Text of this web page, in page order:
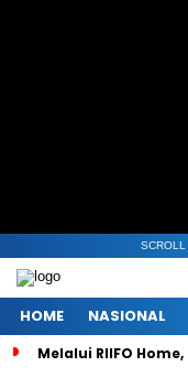
SCROLL
HOME NASIONAL
Melalui RIIFO